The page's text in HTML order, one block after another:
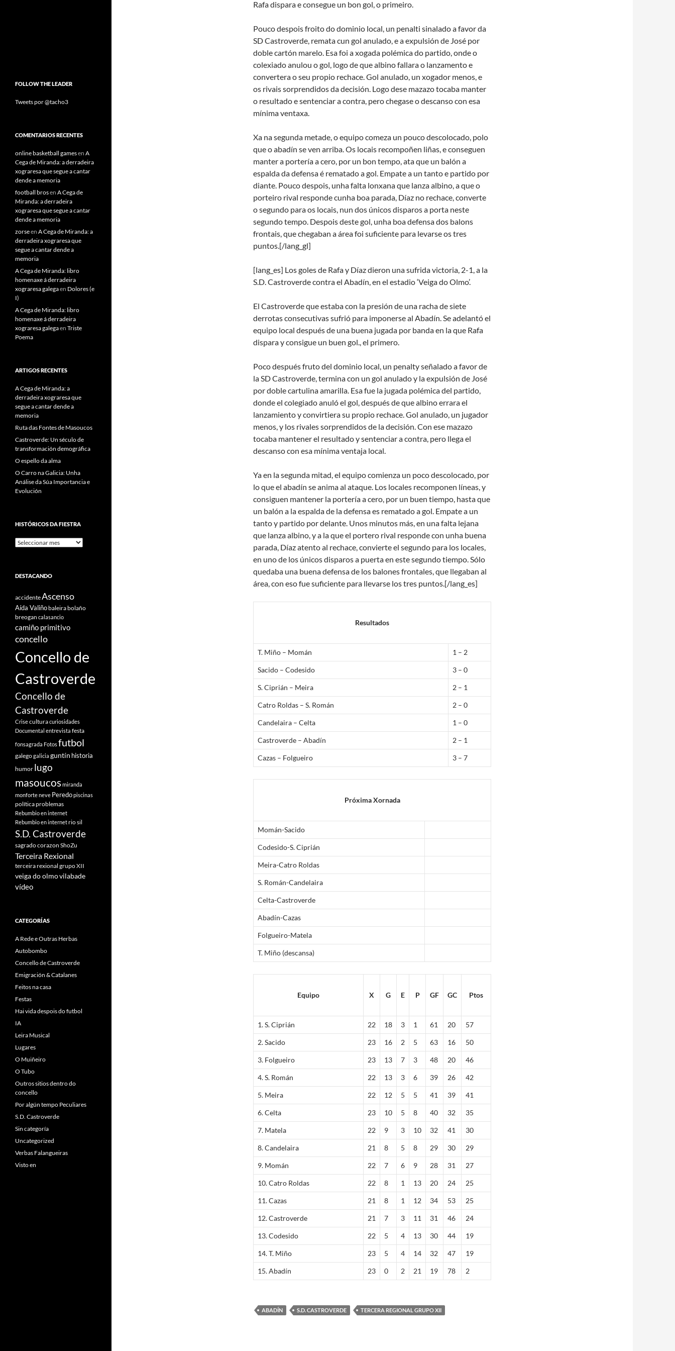
Rafa dispara e consegue un bon gol, o primeiro.
Pouco despois froito do dominio local, un penalti sinalado a favor da
SD Castroverde, remata cun gol anulado, e a expulsión de José por
doble cartón marelo. Esa foi a xogada polémica do partido, onde o
colexiado anulou o gol, logo de que albino fallara o lanzamento e
convertera o seu propio rechace. Gol anulado, un xogador menos, e
os rivais sorprendidos da decisión. Logo dese mazazo tocaba manter
o resultado e sentenciar a contra, pero chegase o descanso con esa
mínima ventaxa.
Xa na segunda metade, o equipo comeza un pouco descolocado, polo
que o abadín se ven arriba. Os locais recompoñen liñas, e conseguen
manter a portería a cero, por un bon tempo, ata que un balón a
espalda da defensa é rematado a gol. Empate a un tanto e partido por
diante. Pouco despois, unha falta lonxana que lanza albino, a que o
porteiro rival responde cunha boa parada, Díaz no rechace, converte
o segundo para os locais, nun dos únicos disparos a porta neste
segundo tempo. Despois deste gol, unha boa defensa dos balons
frontais, que chegaban a área foi suficiente para levarse os tres
puntos.[/lang_gl]
[lang_es] Los goles de Rafa y Díaz dieron una sufrida victoria, 2-1, a la
S.D. Castroverde contra el Abadín, en el estadio ‘Veiga do Olmo’.
El Castroverde que estaba con la presión de una racha de siete
derrotas consecutivas sufrió para imponerse al Abadín. Se adelantó el
equipo local después de una buena jugada por banda en la que Rafa
dispara y consigue un buen gol., el primero.
Poco después fruto del dominio local, un penalty señalado a favor de
la SD Castroverde, termina con un gol anulado y la expulsión de José
por doble cartulina amarilla. Esa fue la jugada polémica del partido,
donde el colegiado anuló el gol, después de que albino errara el
lanzamiento y convirtiera su propio rechace. Gol anulado, un jugador
menos, y los rivales sorprendidos de la decisión. Con ese mazazo
tocaba mantener el resultado y sentenciar a contra, pero llega el
descanso con esa mínima ventaja local.
Ya en la segunda mitad, el equipo comienza un poco descolocado, por
lo que el abadín se anima al ataque. Los locales recomponen líneas, y
consiguen mantener la portería a cero, por un buen tiempo, hasta que
un balón a la espalda de la defensa es rematado a gol. Empate a un
tanto y partido por delante. Unos minutos más, en una falta lejana
que lanza albino, y a la que el portero rival responde con unha buena
parada, Díaz atento al rechace, convierte el segundo para los locales,
en uno de los únicos disparos a puerta en este segundo tiempo. Sólo
quedaba una buena defensa de los balones frontales, que llegaban al
área, con eso fue suficiente para llevarse los tres puntos.[/lang_es]
Resultados
T. Miño – Momán 1 – 2
Sacido – Codesido 3 – 0
S. Ciprián – Meira 2 – 1
Catro Roldas – S. Román 2 – 0
Candelaira – Celta 1 – 0
Castroverde – Abadín 2 – 1
Cazas – Folgueiro 3 – 7
Próxima Xornada
Momán-Sacido
Codesido-S. Ciprián
Meira-Catro Roldas
S. Román-Candelaira
Celta-Castroverde
Abadín-Cazas
Folgueiro-Matela
T. Miño (descansa)
Equipo X G E P GF GC Ptos
1. S. Ciprián 22 18 3 1 61 20 57
2. Sacido 23 16 2 5 63 16 50
3. Folgueiro 23 13 7 3 48 20 46
4. S. Román 22 13 3 6 39 26 42
5. Meira 22 12 5 5 41 39 41
6. Celta 23 10 5 8 40 32 35
7. Matela 22 9 3 10 32 41 30
8. Candelaira 21 8 5 8 29 30 29
9. Momán 22 7 6 9 28 31 27
10. Catro Roldas 22 8 1 13 20 24 25
11. Cazas 21 8 1 12 34 53 25
12. Castroverde 21 7 3 11 31 46 24
13. Codesido 22 5 4 13 30 44 19
14. T. Miño 23 5 4 14 32 47 19
15. Abadín 23 0 2 21 19 78 2
ABADÍN S.D. CASTROVERDE TERCERA REGIONAL GRUPO XII
FOLLOW THE LEADER
Tweets por @tacho3
COMENTARIOS RECENTES
online basketball gamesen A
Cega de Miranda: a derradeira
xograresa que segue a cantar
dende a memoria
football brosen A Cega de
Miranda: a derradeira
xograresa que segue a cantar
dende a memoria
zorseen A Cega de Miranda: a
derradeira xograresa que
segue a cantar dende a
memoria
A Cega de Miranda: libro
homenaxe á derradeira
xograresa galegaen Dolores (e
I)
A Cega de Miranda: libro
homenaxe á derradeira
xograresa galegaen Triste
Poema
ARTIGOS RECENTES
A Cega de Miranda: a
derradeira xograresa que
segue a cantar dende a
memoria
Ruta das Fontes de Masoucos
Castroverde: Un século de
transformación demográfica
O espello da alma
O Carro na Galicia: Unha
Análise da Súa Importancia e
Evolución
HISTÓRICOS DA FIESTRA
Históricos
DESTACANDO
accidenteAscenso
Aída Valiñobaleirabolaño
breogan calasancio
camiño primitivo
concello
Concello de
Castroverde
Concello de
Castroverde
Criseculturacuriosidades
Documental entrevista festa
fonsagrada Fotosfutbol
galegogalicia guntín historia
humor lugo
masoucosmiranda
monforteneve Peredopiscinas
políticaproblemas
Rebumbio en internet
Rebumbio en internetrio sil
S.D. Castroverde
sagrado corazon ShoZu
Terceira Rexional
terceira rexional grupo XII
veiga do olmovilabade
vídeo
CATEGORÍAS
A Rede e Outras Herbas
Autobombo
Concello de Castroverde
Emigración & Catalanes
Feitos na casa
Festas
Hai vida despois do futbol
IA
Leira Musical
Lugares
O Muiñeiro
O Tubo
Outros sitios dentro do
concello
Por algún tempo Peculiares
S.D. Castroverde
Sin categoría
Uncategorized
Verbas Falangueiras
Visto en